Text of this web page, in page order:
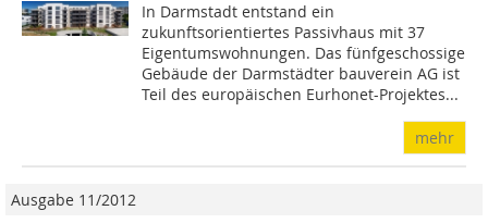
In Darmstadt entstand ein
zukunftsorientiertes Passivhaus mit 37
Eigentumswohnungen. Das fünfgeschossige
Gebäude der Darmstädter bauverein AG ist
Teil des europäischen Eurhonet-Projektes...
mehr
Ausgabe 11/2012